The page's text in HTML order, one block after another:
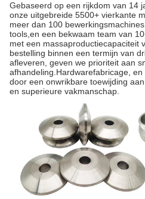
Gebaseerd op een rijkdom van 14
onze uitgebreide 5500+ vierkante
meer dan 100
tools,en een bekwaam team van
met een massaproductiecapaciteit
bestelling binnen een termijn van
afleveren, geven we prioriteit aan
afhandeling.Hardwarefabricage,
door een onwrikbare toewijding
en superieure vakmanschap.